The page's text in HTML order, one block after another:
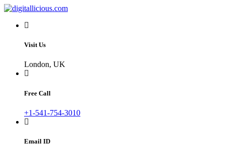
Skip
content
digitallicious.com
Sharing Digital Information
Visit Us
London, UK
Free Call
+1-541-754-3010
Email ID